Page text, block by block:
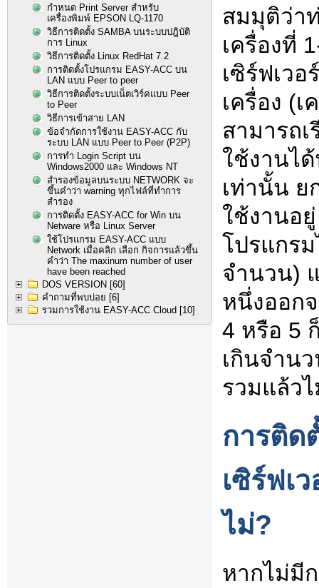
กำหนด Print Server สำหรับ
เครื่องพิมพ์ EPSON LQ-1170
วิธีการติดตั้ง SAMBA บนระบบปฎิบัติ
การ Linux
วิธีการติดตั้ง Linux RedHat 7.2
การติดตั้งโปรแกรม EASY-ACC บน
LAN แบบ Peer to peer
วิธีการติดตั้งระบบเน็ตเวิร์คแบบ Peer
to Peer
วิธีการเข้าสาย LAN
ข้อจำกัดการใช้งาน EASY-ACC กับ
ระบบ LAN แบบ Peer to Peer (P2P)
การทำ Login Script บน
Windows2000 และ Windows NT
สำรองข้อมูลบนระบบ NETWORK จะ
ขึ้นคำว่า warning ทุกไฟล์ที่ทำการ
สำรอง
การติดตั้ง EASY-ACC for Win บน
Netware หรือ Linux Server
ใช้โปรแกรม EASY-ACC แบบ
Network เมื่อคลิก เลือก กิจการแล้วขึ้น
คำว่า The maxinum number of user
have been reached
DOS VERSION [60]
คำถามที่พบบ่อย [6]
รวมการใช้งาน EASY-ACC Cloud [10]
สมมุติว่า
เครื่องที่
เซิร์ฟเว
เครื่อง (เ
สามารถเ
ใช้งานไ
เท่านั้น ย
ใช้งานอยู่
โปรแกร
จำนวน)
หนึ่งออก
4 หรือ 5
เกินจำน
รวมแล้วไ
การติด
เซิร์ฟเ
ไม่?
หากไม่มี